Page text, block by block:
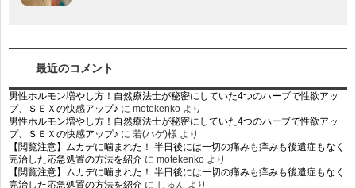
最近のコメント
男性ホルモン増やし方！自然療法士が秘密にしていた4つのハーブで性欲アッ
プ、ＳＥＸの快感アップ♪ に motekenko より
男性ホルモン増やし方！自然療法士が秘密にしていた4つのハーブで性欲アッ
プ、ＳＥＸの快感アップ♪ に 若(ハゲ)様 より
【閲覧注意】ムカデに噛まれた！ 半日後には一切の痛みも痒みも後遺症もなく
完治した応急処置の方法を紹介 に motekenko より
【閲覧注意】ムカデに噛まれた！ 半日後には一切の痛みも痒みも後遺症もなく
完治した応急処置の方法を紹介 に しゅん より